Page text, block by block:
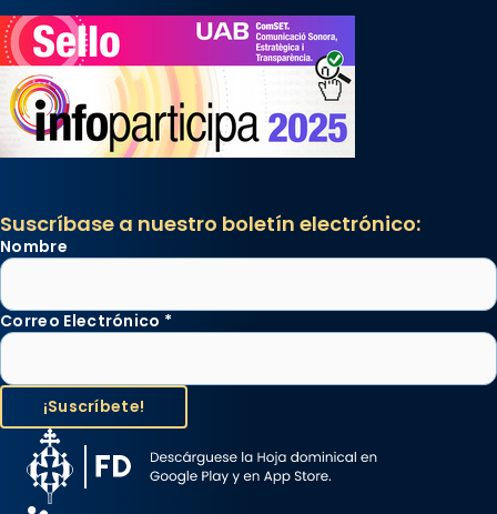
Suscríbase a nuestro boletín electrónico:
Nombre
Correo Electrónico *